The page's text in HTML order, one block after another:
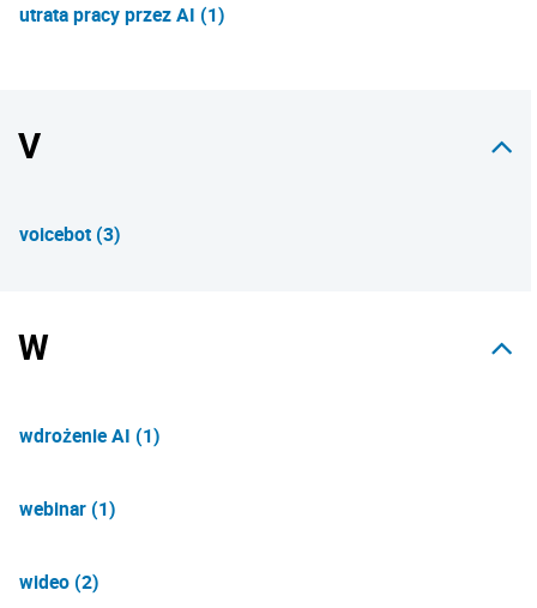
utrata pracy przez AI (1)
V
voicebot (3)
W
wdrożenie AI (1)
webinar (1)
wideo (2)